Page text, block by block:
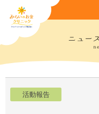
活動報告